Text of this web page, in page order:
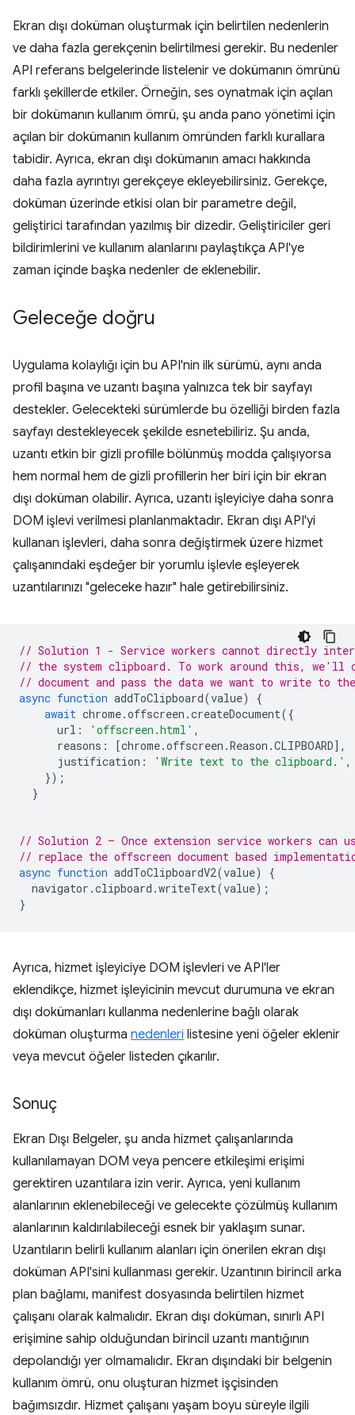
Ekran dışı doküman oluşturmak için belirtilen nedenlerin
ve daha fazla gerekçenin belirtilmesi gerekir. Bu nedenler
API referans belgelerinde listelenir ve dokümanın ömrünü
farklı şekillerde etkiler. Örneğin, ses oynatmak için açılan
bir dokümanın kullanım ömrü, şu anda pano yönetimi için
açılan bir dokümanın kullanım ömründen farklı kurallara
tabidir. Ayrıca, ekran dışı dokümanın amacı hakkında
daha fazla ayrıntıyı gerekçeye ekleyebilirsiniz. Gerekçe,
doküman üzerinde etkisi olan bir parametre değil,
geliştirici tarafından yazılmış bir dizedir. Geliştiriciler geri
bildirimlerini ve kullanım alanlarını paylaştıkça API'ye
zaman içinde başka nedenler de eklenebilir.
Geleceğe doğru
Uygulama kolaylığı için bu API'nin ilk sürümü, aynı anda
profil başına ve uzantı başına yalnızca tek bir sayfayı
destekler. Gelecekteki sürümlerde bu özelliği birden fazla
sayfayı destekleyecek şekilde esnetebiliriz. Şu anda,
uzantı etkin bir gizli profille bölünmüş modda çalışıyorsa
hem normal hem de gizli profillerin her biri için bir ekran
dışı doküman olabilir. Ayrıca, uzantı işleyiciye daha sonra
DOM işlevi verilmesi planlanmaktadır. Ekran dışı API'yi
kullanan işlevleri, daha sonra değiştirmek üzere hizmet
çalışanındaki eşdeğer bir yorumlu işlevle eşleyerek
uzantılarınızı "geleceke hazır" hale getirebilirsiniz.
// Solution 1 - Service workers cannot directly
// the system clipboard. To work around this, we'll
// document and pass the data we want to write to
async function addToClipboard(value)
{
await chrome.offscreen .createDocument({
url : 'offscreen.html' ,
reasons : [chrome.offscreen .Reason .CLIPBOARD],
justification : 'Write text to the clipboard.' ,
});
}
// Solution 2 – Once extension service workers can
// replace the offscreen document based
async function addToClipboardV2(value)
{
navigator .clipboard .writeText(value);
}
Ayrıca, hizmet işleyiciye DOM işlevleri ve API'ler
eklendikçe, hizmet işleyicinin mevcut durumuna ve ekran
dışı dokümanları kullanma nedenlerine bağlı olarak
doküman oluşturma nedenleri listesine yeni öğeler eklenir
veya mevcut öğeler listeden çıkarılır.
Sonuç
Ekran Dışı Belgeler, şu anda hizmet çalışanlarında
kullanılamayan DOM veya pencere etkileşimi erişimi
gerektiren uzantılara izin verir. Ayrıca, yeni kullanım
alanlarının eklenebileceği ve gelecekte çözülmüş kullanım
alanlarının kaldırılabileceği esnek bir yaklaşım sunar.
Uzantıların belirli kullanım alanları için önerilen ekran dışı
doküman API'sini kullanması gerekir. Uzantının birincil arka
plan bağlamı, manifest dosyasında belirtilen hizmet
çalışanı olarak kalmalıdır. Ekran dışı doküman, sınırlı API
erişimine sahip olduğundan birincil uzantı mantığının
depolandığı yer olmamalıdır. Ekran dışındaki bir belgenin
kullanım ömrü, onu oluşturan hizmet işçisinden
bağımsızdır. Hizmet çalışanı yaşam boyu süreyle ilgili